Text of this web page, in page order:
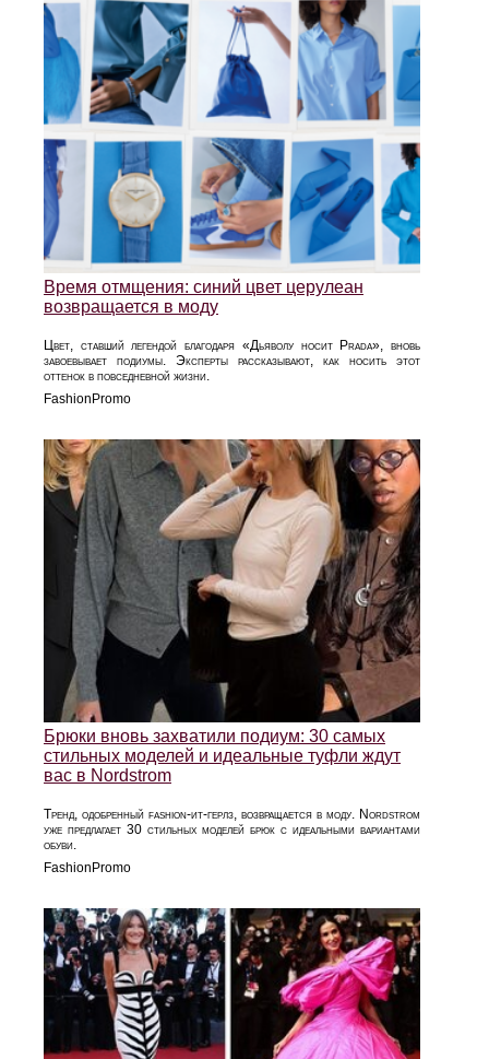
Время отмщения: синий цвет церулеан
возвращается в моду
Цвет, ставший легендой благодаря «Дьяволу носит Prada», вновь
завоевывает подиумы. Эксперты рассказывают, как носить этот
оттенок в повседневной жизни.
FashionPromo
Брюки вновь захватили подиум: 30 самых
стильных моделей и идеальные туфли ждут
вас в Nordstrom
Тренд, одобренный fashion-ит-герлз, возвращается в моду. Nordstrom
уже предлагает 30 стильных моделей брюк с идеальными вариантами
обуви.
FashionPromo